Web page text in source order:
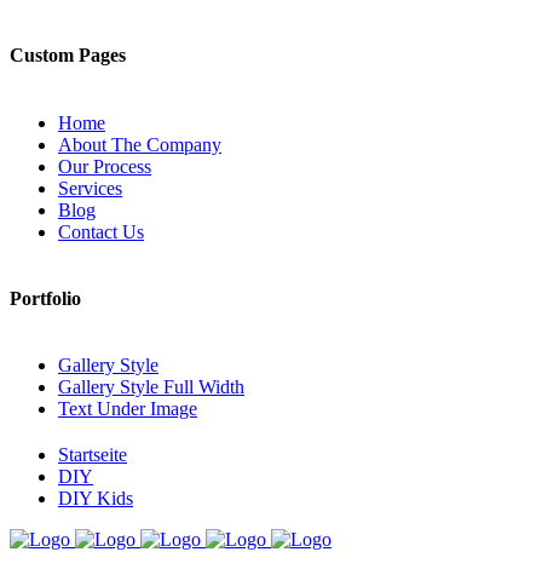
Custom Pages
Home
About The Company
Our Process
Services
Blog
Contact Us
Portfolio
Gallery Style
Gallery Style Full Width
Text Under Image
Startseite
DIY
DIY Kids